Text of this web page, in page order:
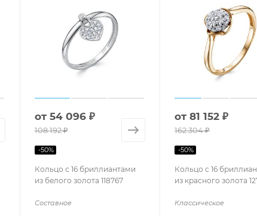
Кольцо с 16 бриллиантами
из белого золота 118767
Составное
от 54 096 ₽
108 192 ₽
-50%
Кольцо с 16
из красного золота
Классическое
от81 152 ₽
162 304 ₽
-50%